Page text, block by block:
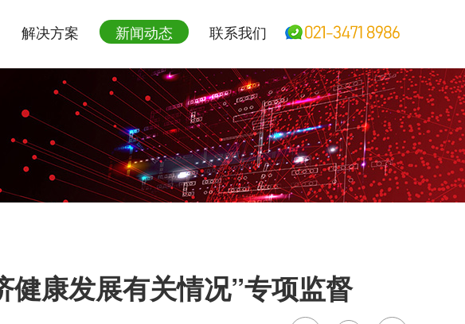
解决方案 新闻动态 联系我们
康发展有关情况”专项监督